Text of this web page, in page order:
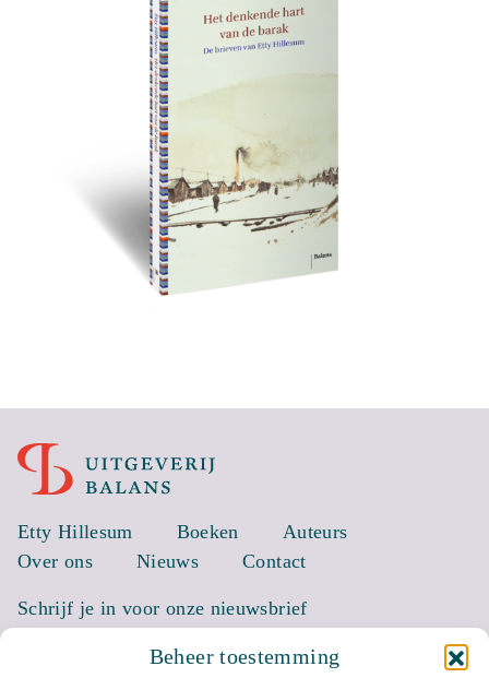
Beheer toestemming
Etty Hillesum Boeken
Auteurs
Over ons
Nieuws Contact
Schrijf je in voor onze nieuwsbrief